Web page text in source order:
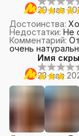
29 мая
Достоинства:
Недостатки: Не
Комментарий:
очень
Имя
23 мая